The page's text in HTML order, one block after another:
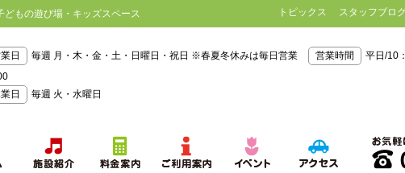
もの遊び場・キッズスペース トピックス スタッフブロ
日 毎週 月・木・金・土・日曜日・祝日 ※春夏冬休みは毎日営業 営業時間
平日/10
日
毎週 火・水曜日